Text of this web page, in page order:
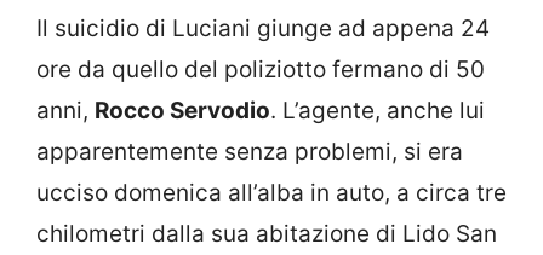
Il suicidio di Luciani giunge ad appena 24
ore da quello del poliziotto fermano di 50
anni, Rocco Servodio. L’agente, anche lui
apparentemente senza problemi, si era
ucciso domenica all’alba in auto, a circa tre
chilometri dalla sua abitazione di Lido San